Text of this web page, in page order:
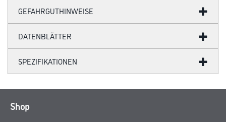
GEFAHRGUTHINWEISE
DATENBLÄTTER
SPEZIFIKATIONEN
Shop